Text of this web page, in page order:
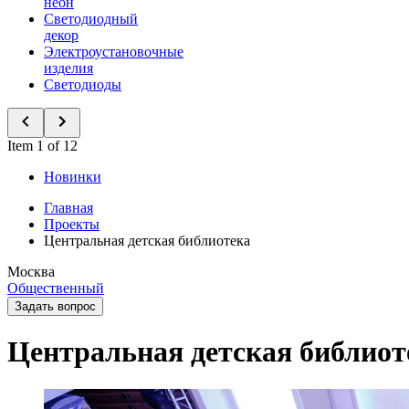
Светодиодный
декор
Электроустановочные
изделия
Светодиоды
Item 1 of 12
Новинки
Главная
Проекты
Центральная детская библиотека
Москва
Общественный
Задать вопрос
Центральная детская